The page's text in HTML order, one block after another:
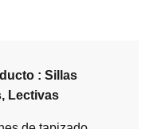
: Sillas
Lectivas